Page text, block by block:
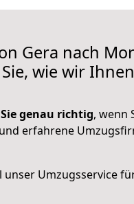
Gera nach
wie wir
genau richtig, wenn
erfahrene
unser Umzugsservice